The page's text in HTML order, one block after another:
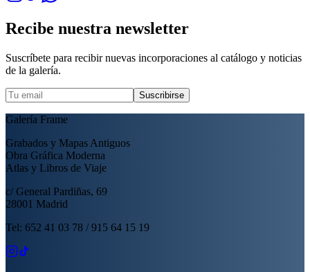
Recibe nuestra newsletter
Suscríbete para recibir nuevas incorporaciones al catálogo y noticias
de la galería.
Suscribirse
Galería Frame
Grabados y Mapas Antiguos
Obra Gráfica Moderna
Atlas y Libros de Viaje
c/ General Pardiñas, 69
28001 Madrid
Tel: 652 41 03 78 / 915 64 15 19